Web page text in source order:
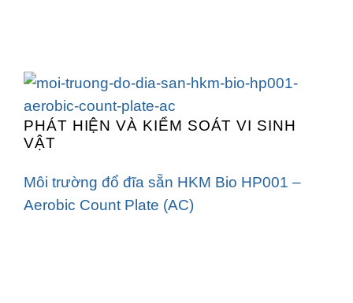
PHÁT HIỆN VÀ KIỂM SOÁT VI SINH
VẬT
Môi trường đổ đĩa sẵn HKM Bio HP001 –
Aerobic Count Plate (AC)